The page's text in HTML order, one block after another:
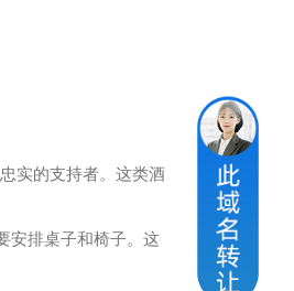
实的支持者。这类酒
安排桌子和椅子。这